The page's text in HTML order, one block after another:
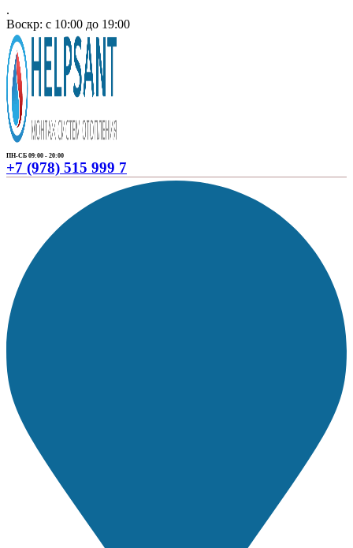
.
Воскр: с 10:00 до 19:00
ПН-СБ 09:00 - 20:00
+7 (978) 515 999 7